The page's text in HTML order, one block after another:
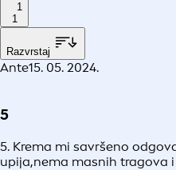
1
1
Razvrstaj
Ante15. 05. 2024.
5
5. Krema mi savršeno
upija,nema masnih tragova